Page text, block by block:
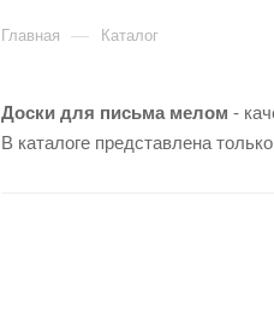
Главная — Каталог
Доски для письма мелом -
В каталоге представлена